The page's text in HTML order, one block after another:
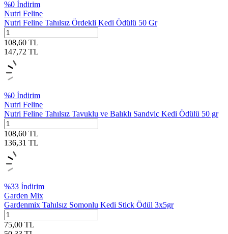
%0 İndirim
Nutri Feline
Nutri Feline Tahılsız Ördekli Kedi Ödülü 50 Gr
108,60 TL
147,72 TL
%0 İndirim
Nutri Feline
Nutri Feline Tahılsız Tavuklu ve Balıklı Sandviç Kedi Ödülü 50 gr
108,60 TL
136,31 TL
%33 İndirim
Garden Mix
Gardenmix Tahılsız Somonlu Kedi Stick Ödül 3x5gr
75,00 TL